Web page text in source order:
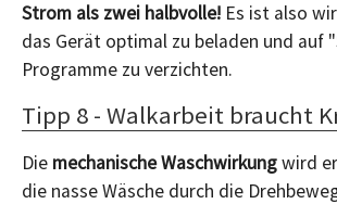
Strom als zwei halbvolle! Es ist also
das Gerät optimal zu beladen und auf
Programme zu verzichten.
Tipp 8 - Walkarbeit braucht
Die mechanische Waschwirkungwird
die nasse Wäsche durch die